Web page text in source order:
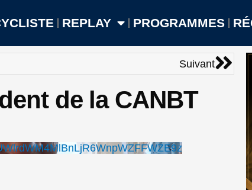
REPLAY PROGRAMMES
Suivant
de la CANBT